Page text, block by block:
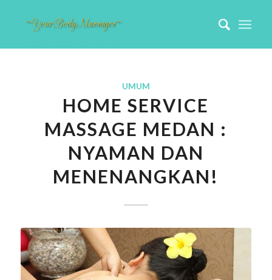
UMUM
HOME SERVICE
MASSAGE MEDAN :
NYAMAN DAN
MENENANGKAN!